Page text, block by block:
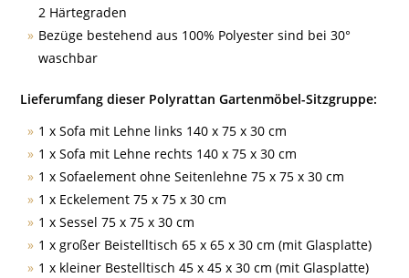
2 Härtegraden
Bezüge bestehend aus 100% Polyester sind bei 30°
waschbar
Lieferumfang dieser Polyrattan Gartenmöbel-Sitzgruppe:
1 x Sofa mit Lehne links 140 x 75 x 30 cm
1 x Sofa mit Lehne rechts 140 x 75 x 30 cm
1 x Sofaelement ohne Seitenlehne 75 x 75 x 30 cm
1 x Eckelement 75 x 75 x 30 cm
1 x Sessel 75 x 75 x 30 cm
1 x großer Beistelltisch 65 x 65 x 30 cm (mit Glasplatte)
1 x kleiner Bestelltisch 45 x 45 x 30 cm (mit Glasplatte)